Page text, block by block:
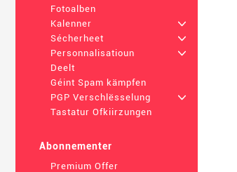
Fotoalben
Kalenner
+
Sécherheet
+
Personnalisatioun
+
Deelt
Géint Spam kämpfen
PGP Verschlësselung
+
Tastatur Ofkiirzungen
Abonnementer
Premium Offer